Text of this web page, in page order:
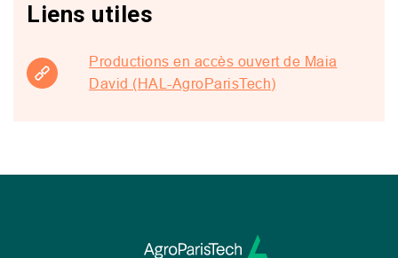
Liens utiles
Productions en accès ouvert de Maia
David (HAL-AgroParisTech)